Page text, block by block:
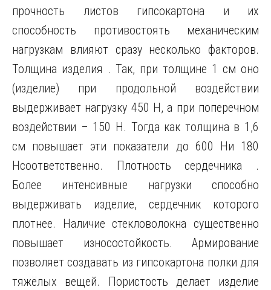
прочность листов гипсокартона и их
способность противостоять механическим
нагрузкам влияют сразу несколько факторов.
Толщина изделия . Так, при толщине 1 см оно
(изделие) при продольной воздействии
выдерживает нагрузку 450 H, а при поперечном
воздействии – 150 H. Тогда как толщина в 1,6
см повышает эти показатели до 600 Hи 180
Hсоответственно. Плотность сердечника .
Более интенсивные нагрузки способно
выдерживать изделие, сердечник которого
плотнее. Наличие стекловолокна существенно
повышает износостойкость. Армирование
позволяет создавать из гипсокартона полки для
тяжёлых вещей. Пористость делает изделие